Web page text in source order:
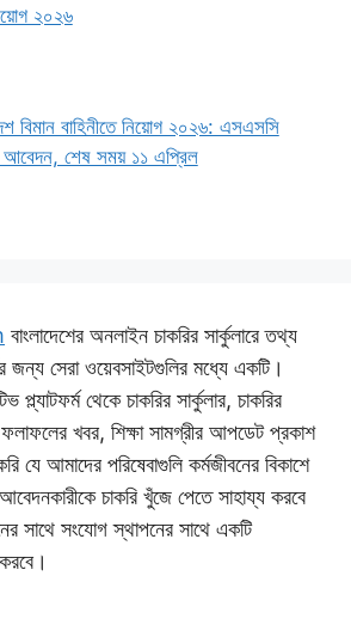
২০২৬
বিমান বাহিনীতে নিয়োগ ২০২৬: এসএসসি
আবেদন, শেষ সময় ১১ এপ্রিল
বাংলাদেশের অনলাইন চাকরির সার্কুলারে তথ্য
জন্য সেরা ওয়েবসাইটগুলির মধ্যে একটি।
প্ল্যাটফর্ম থেকে চাকরির সার্কুলার, চাকরির
ফলাফলের খবর, শিক্ষা সামগ্রীর আপডেট প্রকাশ
যে আমাদের পরিষেবাগুলি কর্মজীবনের বিকাশে
চাকরি খুঁজে পেতে সাহায্য করবে
সাথে সংযোগ স্থাপনের সাথে একটি